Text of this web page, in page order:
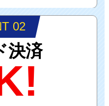
02
決済